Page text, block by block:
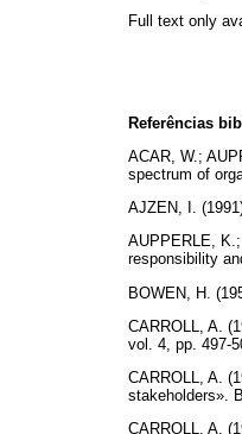
Full text only
Referências
ACAR, W.;
spectrum of
AJZEN, I.
AUPPERLE,
responsibility
BOWEN, H.
CARROLL, A.
vol. 4, pp. 497-
CARROLL, A.
stakeholders».
CARROLL, A.